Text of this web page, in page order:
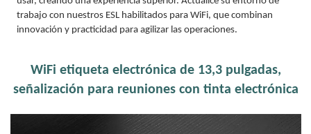
trabajo con nuestros ESL habilitados para WiFi, que combinan
innovación y practicidad para agilizar las operaciones.
WiFi etiqueta electrónica de 13,3 pulgadas,
señalización para reuniones con tinta electrónica